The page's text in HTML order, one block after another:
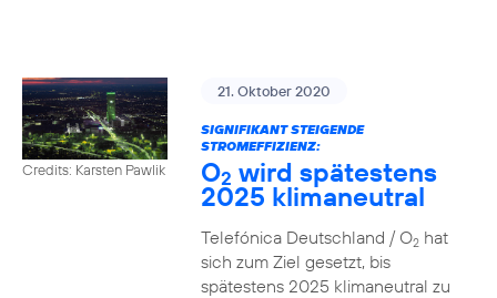
Credits: Karsten Pawlik
21. Oktober 2020
SIGNIFIKANT STEIGENDE
STROMEFFIZIENZ:
O2 wird spätestens
2025 klimaneutral
Telefónica Deutschland / O2hat
sich zum Ziel gesetzt, bis
spätestens 2025 klimaneutral zu